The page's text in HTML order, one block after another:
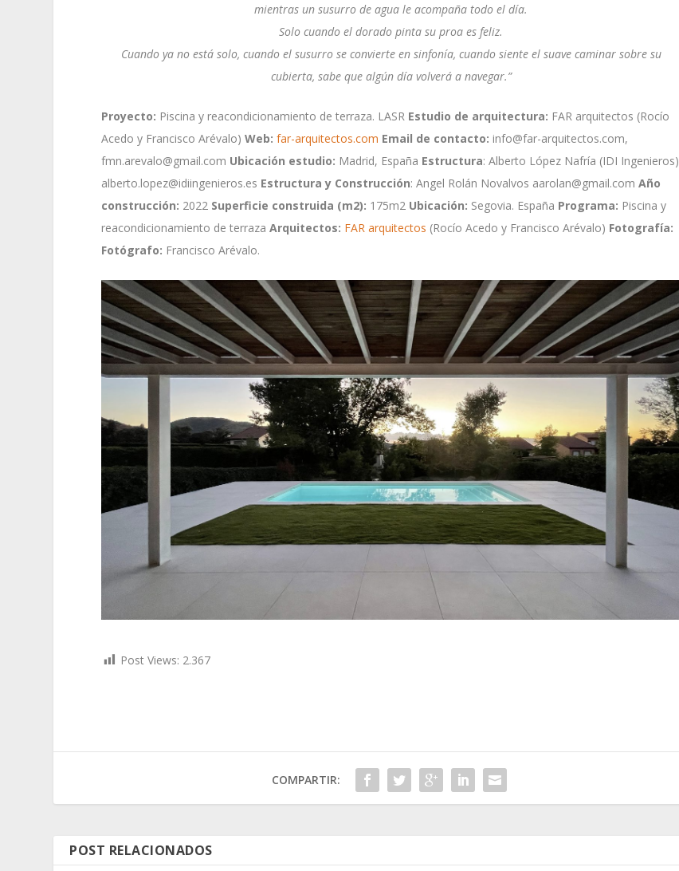
mientras un susurro de agua le acompaña todo el día.
Solo cuando el dorado pinta su proa es feliz.
Cuando ya no está solo, cuando el susurro se convierte en sinfonía, cuando siente el suave caminar sobre su
cubierta, sabe que algún día volverá a navegar.”
Proyecto: Piscina y reacondicionamiento de terraza. LASR Estudio de arquitectura: FAR arquitectos (Rocío
Acedo y Francisco Arévalo)Web: far-arquitectos.com Email de contacto: info@far-arquitectos.com,
fmn.arevalo@gmail.com Ubicación estudio: Madrid, España Estructura: Alberto López Nafría (IDI Ingenieros)
alberto.lopez@idiingenieros.es Estructura y Construcción: Angel Rolán Novalvos aarolan@gmail.comAño
construcción: 2022 Superficie construida (m2): 175m2 Ubicación: Segovia. España Programa: Piscina y
reacondicionamiento de terrazaArquitectos: FAR arquitectos (Rocío Acedo y Francisco Arévalo) Fotografía:
Fotógrafo: Francisco Arévalo.
Post Views: 2.367
COMPARTIR:
POST RELACIONADOS